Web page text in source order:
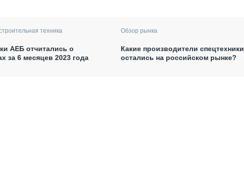
техника
АЕБ отчитались о
за 6 месяцев 2023 года
Обзор рынка
Какие производители спецтехники
остались на российском рынке?